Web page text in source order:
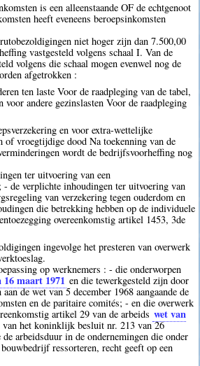
is een alleenstaande OF de echtgenoot
heeft eveneens beroepsinkomsten
niet hoger zijn dan 7.500,00
vastgesteld volgens schaal I. Van de
volgens die schaal mogen evenwel nog de
afgetrokken :
ten laste Voor de raadpleging van de tabel,
voor andere gezinslasten Voor de raadpleging
en voor extra-wettelijke
of vroegtijdige dood Na toekenning van de
wordt de bedrijfsvoorheffing nog
ter uitvoering van een
- de verplichte inhoudingen ter uitvoering van
van verzekering tegen ouderdom en
die betrekking hebben op de individuele
overeenkomstig artikel 1453, 3de
ingevolge het presteren van overwerk
op werknemers : - die onderworpen
16 maart 1971 en die tewerkgesteld zijn door
de wet van 5 december 1968 aangaande de
en de paritaire comités; - en die overwerk
artikel 29 van de arbeids wet van
het koninklijk besluit nr. 213 van 26
arbeidsduur in de ondernemingen die onder
ressorteren, recht geeft op een